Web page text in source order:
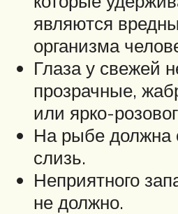
являются
организма
Глаза у свежей
прозрачные,
или ярко-
На рыбе должна
слизь.
Неприятного
не должно.